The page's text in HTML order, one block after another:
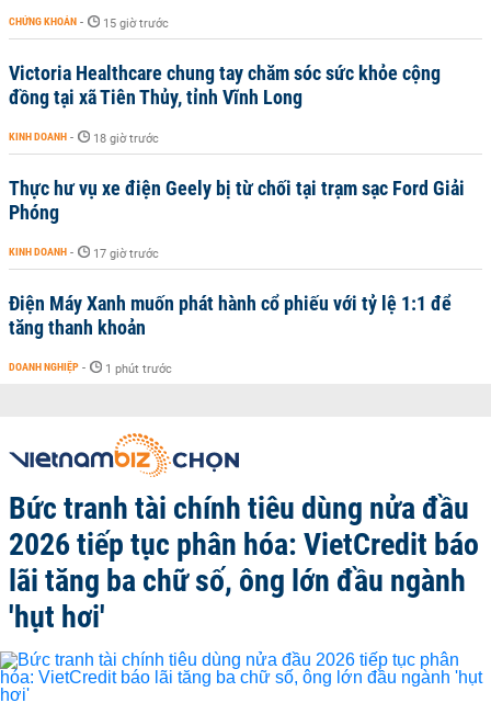
CHỨNG KHOÁN - 15 giờ trước
Victoria Healthcare chung tay chăm sóc sức khỏe cộng
đồng tại xã Tiên Thủy, tỉnh Vĩnh Long
KINH DOANH - 18 giờ trước
Thực hư vụ xe điện Geely bị từ chối tại trạm sạc Ford Giải
Phóng
KINH DOANH - 17 giờ trước
Điện Máy Xanh muốn phát hành cổ phiếu với tỷ lệ 1:1 để
tăng thanh khoản
DOANH NGHIỆP - 1 phút trước
Bức tranh tài chính tiêu dùng nửa đầu
2026 tiếp tục phân hóa: VietCredit báo
lãi tăng ba chữ số, ông lớn đầu ngành
'hụt hơi'